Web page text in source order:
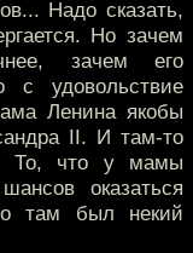
Надо сказать,
Но зачем
зачем его
с удовольствие
Ленина якобы
II. И там-то
То, что у мамы
оказаться
там был некий